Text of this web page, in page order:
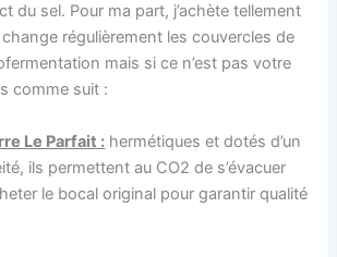
du sel. Pour ma part, j’achète tellement
régulièrement les couvercles de
mais si ce n’est pas votre
comme suit :
Le Parfait : hermétiques et dotés d’un
ils permettent au CO2 de s’évacuer
le bocal original pour garantir qualité